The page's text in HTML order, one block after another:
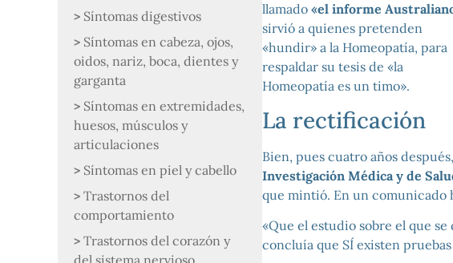
Síntomas digestivos
Síntomas en cabeza, ojos,
oidos, nariz, boca, dientes y
garganta
Síntomas en extremidades,
huesos, músculos y
articulaciones
Síntomas en piel y cabello
Trastornos del
comportamiento
Trastornos del corazón y
del sistema nervioso
llamado«el informe
sirvió a quienes pretenden
«hundir» a la Homeopatía, para
respaldar su tesis de «la
Homeopatía es un timo».
La rectificación
Bien, pues cuatro años
Investigación Médica y de
que mintió. En un comunicado
«Que el estudio sobre el que
concluía que SÍ existen